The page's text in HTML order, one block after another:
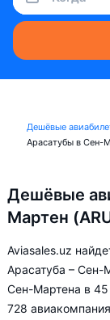
Дешёвые
Арасатубы в Сен-
Дешёвые
Мартен
Aviasales.uz
Арасатуба – Сен-
Сен-Мартена в 45
728